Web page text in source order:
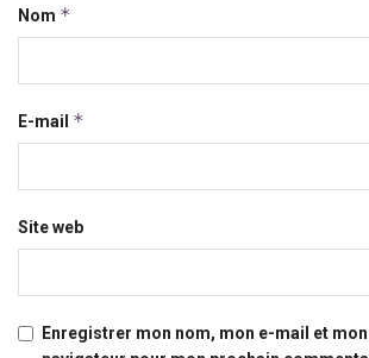
Nom *
E-mail *
Site web
Enregistrer mon nom, mon e-mail et